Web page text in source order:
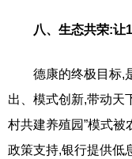
八、生态共荣:让
德康的终极目标,是
出、模式创新,带动天
村共建养殖园”模式
政策支持,银行提供低